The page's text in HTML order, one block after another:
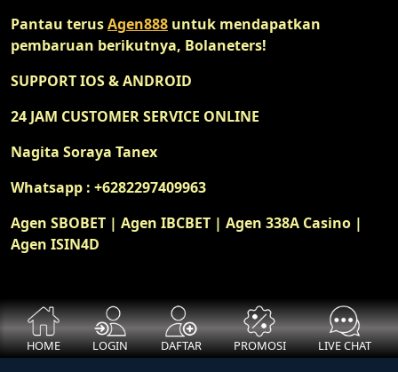
Pantau terusAgen888 untuk mendapatkan
pembaruan berikutnya, Bolaneters!
SUPPORT IOS & ANDROID
24 JAM CUSTOMER SERVICE ONLINE
Nagita Soraya Tanex
Whatsapp : +6282297409963
Agen SBOBET | Agen IBCBET | Agen 338A Casino |
Agen ISIN4D
HOME LOGIN DAFTAR PROMOSI LIVE CHAT